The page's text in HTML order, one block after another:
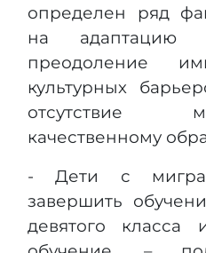
определен ряд
на адаптацию
преодоление
культурных
отсутствие
качественному
- Дети с
завершить
девятого класса